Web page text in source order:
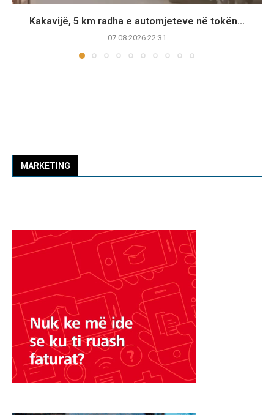
Kakavijë, 5 km radha e automjeteve në tokën...
07.08.2026 22:31
MARKETING